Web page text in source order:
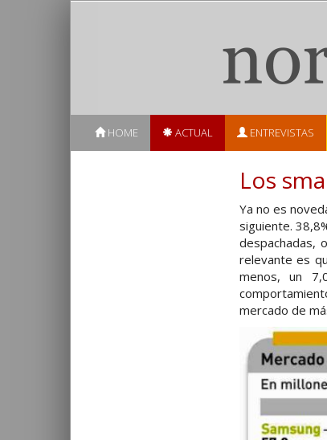
HOME ACTUAL ENTREVISTAS
Los
Ya no es
siguiente.
despachadas,
relevante es
menos, un
mercado de